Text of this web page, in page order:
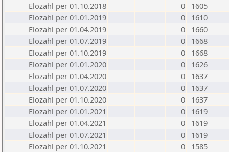
Elozahl per 01.10.2018
0
1605
Elozahl per 01.01.2019
0
1610
Elozahl per 01.04.2019
0
1660
Elozahl per 01.07.2019
0
1668
Elozahl per 01.10.2019
0
1668
Elozahl per 01.01.2020
0
1626
Elozahl per 01.04.2020
0
1637
Elozahl per 01.07.2020
0
1637
Elozahl per 01.10.2020
0
1637
Elozahl per 01.01.2021
0
1619
Elozahl per 01.04.2021
0
1619
Elozahl per 01.07.2021
0
1619
Elozahl per 01.10.2021
0
1585